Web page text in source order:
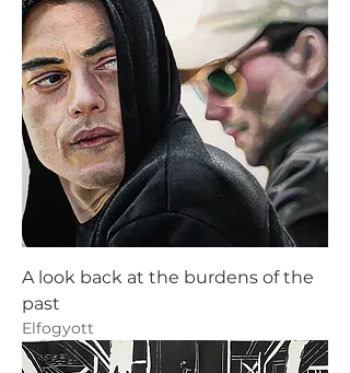
A look back at the burdens of the
past
Elfogyott